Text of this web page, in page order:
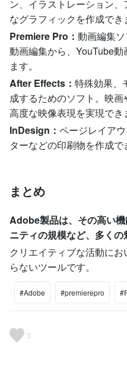
ン、イラストレーション
なグラフィックを作成でき
Premiere Pro： 動画編集
動画編集から、YouTube
ます。
After Effects： 特殊効果、
成するためのソフト。映画
高度な映像表現を実現でき
InDesign： ページレイア
ターなどの印刷物を作成で
まとめ
Adobe製品は、その高い
ニティの規模など、多くの
クリエイティブな活動に
らないツールです。
#Adobe #premierepro
3